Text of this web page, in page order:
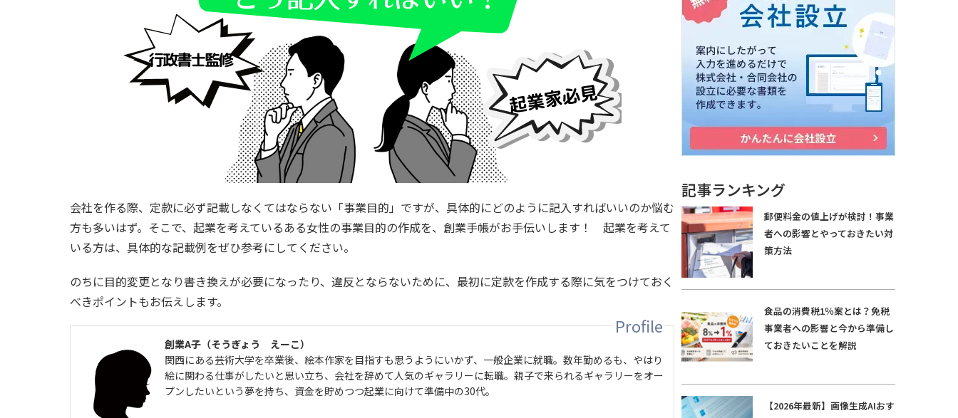
会社を作る際、定款に必ず記載しなくてはならない「事業目的」ですが、具体的にどのように記入すればいいのか悩む
方も多いはず。そこで、起業を考えているある女性の事業目的の作成を、創業手帳がお手伝いします！ 起業を考えて
いる方は、具体的な記載例をぜひ参考にしてください。
のちに目的変更となり書き換えが必要になったり、違反とならないために、最初に定款を作成する際に気をつけておく
べきポイントもお伝えします。
創業A子（そうぎょう えーこ）
関西にある芸術大学を卒業後、絵本作家を目指すも思うようにいかず、一般企業に就職。数年勤めるも、やはり
絵に関わる仕事がしたいと思い立ち、会社を辞めて人気のギャラリーに転職。親子で来られるギャラリーをオー
プンしたいという夢を持ち、資金を貯めつつ起業に向けて準備中の30代。
記事ランキング
郵便料金の値上げが検討！事業
者への影響とやっておきたい対
策方法
食品の消費税1％案とは？免税
事業者への影響と今から準備し
ておきたいことを解説
【2026年最新】画像生成AIおす